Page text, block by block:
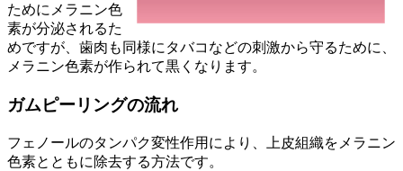
ためにメラニン色
素が分泌されるた
めですが、歯肉も同様にタバコなどの刺激から守るために、
メラニン色素が作られて黒くなります。
ガムピーリングの流れ
フェノールのタンパク変性作用により、上皮組織をメラニン
色素とともに除去する方法です。